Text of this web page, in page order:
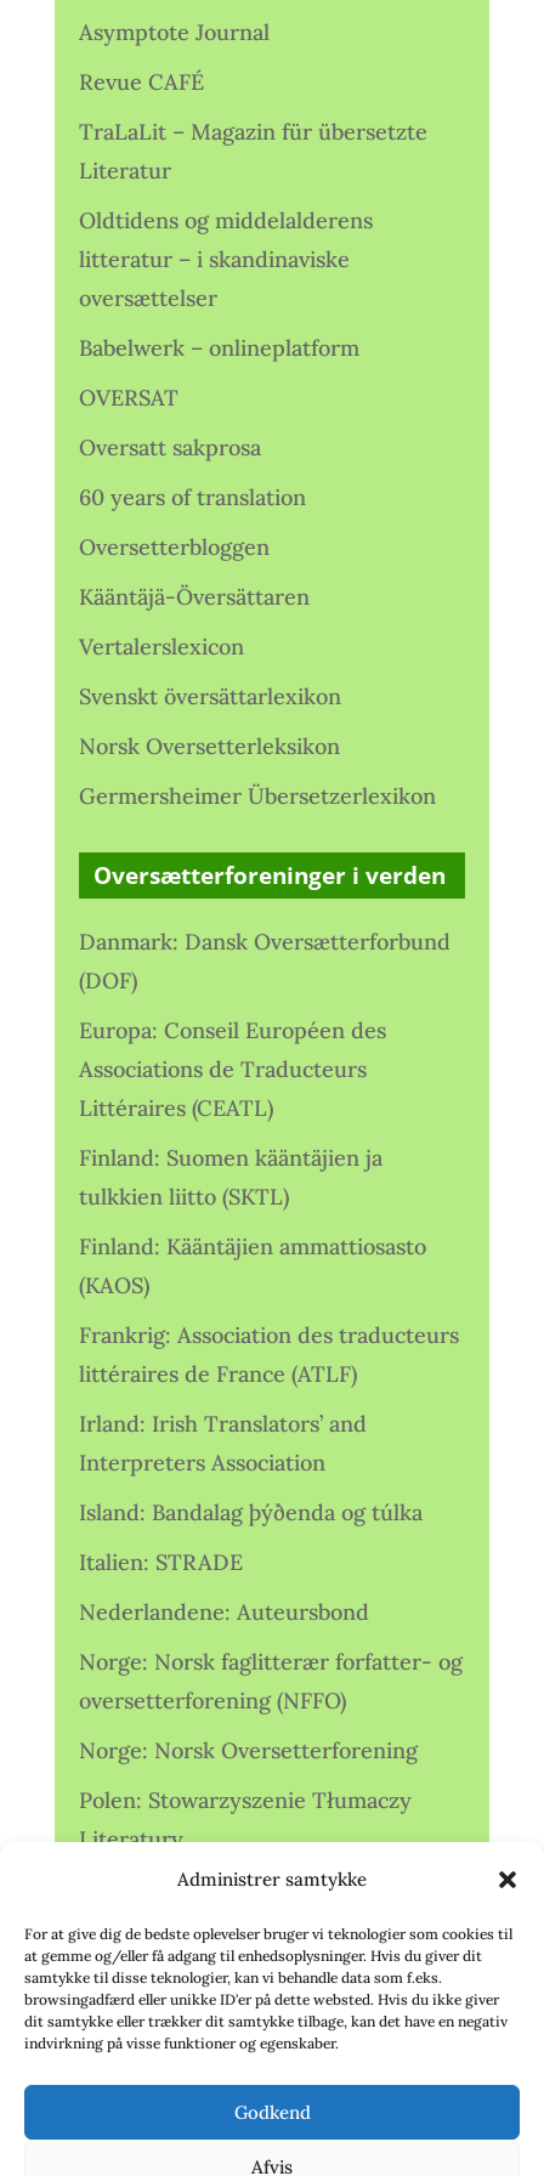
Administrer samtykke
For at give dig de bedste oplevelser bruger vi teknologier som cookies til
at gemme og/eller få adgang til enhedsoplysninger. Hvis du giver dit
samtykke til disse teknologier, kan vi behandle data som f.eks.
browsingadfærd eller unikke ID'er på dette websted. Hvis du ikke giver
dit samtykke eller trækker dit samtykke tilbage, kan det have en negativ
indvirkning på visse funktioner og egenskaber.
Godkend
Afvis
Asymptote Journal
Revue CAFÉ
TraLaLit – Magazin für übersetzte
Literatur
Oldtidens og middelalderens
litteratur – i skandinaviske
oversættelser
Babelwerk – onlineplatform
OVERSAT
Oversatt sakprosa
60 years of translation
Oversetterbloggen
Kääntäjä-Översättaren
Vertalerslexicon
Svenskt översättarlexikon
Norsk Oversetterleksikon
Germersheimer Übersetzerlexikon
Oversætterforeninger i verden
Danmark: Dansk Oversætterforbund
(DOF)
Europa: Conseil Européen des
Associations de Traducteurs
Littéraires (CEATL)
Finland: Suomen kääntäjien ja
tulkkien liitto (SKTL)
Finland: Kääntäjien ammattiosasto
(KAOS)
Frankrig: Association des traducteurs
littéraires de France (ATLF)
Irland: Irish Translators’ and
Interpreters Association
Island: Bandalag þýðenda og túlka
Italien: STRADE
Nederlandene: Auteursbond
Norge: Norsk faglitterær forfatter- og
oversetterforening (NFFO)
Norge: Norsk Oversetterforening
Polen: Stowarzyszenie Tłumaczy
Literatury
Storbritannien: Translators
Association (TA)
Sverige: Översättarsektionen (Ö.)
Sverige: Översättarcentrum (ÖC)
deutschsprachiger Übersetzer (VdÜ)